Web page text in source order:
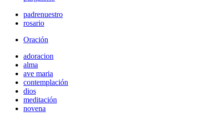
padrenuestro
rosario
Oración
adoracion
alma
ave maria
contemplación
dios
meditación
novena